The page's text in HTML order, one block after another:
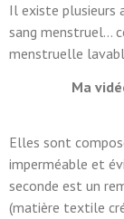
Il existe plusieurs
sang menstruel...
menstruelle
Ma
Elles sont
imperméable et
seconde est un
(matière textile